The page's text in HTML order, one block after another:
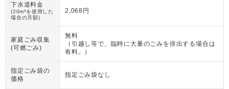
下水道料金
(20m³を使用した
場合の月額)
2,068円
家庭ごみ収集
(可燃ごみ)
無料
（ 引越し等で、臨時に大量のごみを排出する場合は
有料。
）
指定ごみ袋の
価格
指定ごみ袋なし